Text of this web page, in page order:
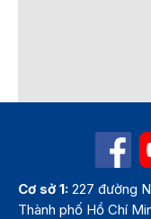
Cơ sở 1: 227 đường
Thành phố Hồ Chí